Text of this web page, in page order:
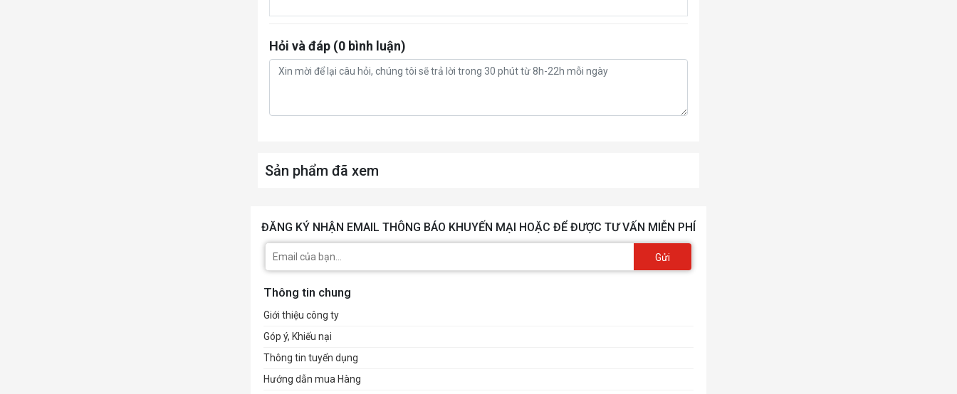
Hỏi và đáp (0 bình luận)
Sản phẩm đã xem
ĐĂNG KÝ NHẬN EMAIL THÔNG BÁO KHUYẾN MẠI HOẶC ĐỂ ĐƯỢC TƯ VẤN MIỄN PHÍ
Gửi
Thông tin chung
Giới thiệu công ty
Góp ý, Khiếu nại
Thông tin tuyển dụng
Hướng dẫn mua Hàng